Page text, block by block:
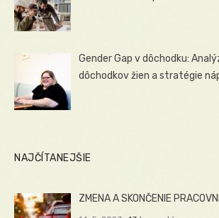
Gender Gap v dôchodku:
dôchodkov žien a stratégie
NAJČÍTANEJŠIE
ZMENA A SKONČENIE